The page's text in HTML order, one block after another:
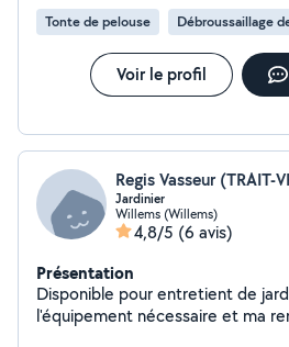
Tonte de pelouse Débroussaillage
Voir le profil
Regis Vasseur (TRAIT-
Jardinier
Willems (Willems)
4,8/5 (6 avis)
Présentation
Disponible pour entretient de
l'équipement nécessaire et ma